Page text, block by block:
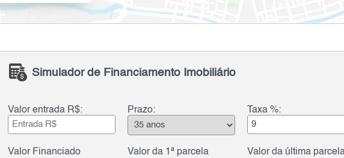
Simulador de Financiamento Imobiliário
Valor entrada R$: Prazo: Taxa %:
Valor Financiado Valor da 1ª parcela Valor da última